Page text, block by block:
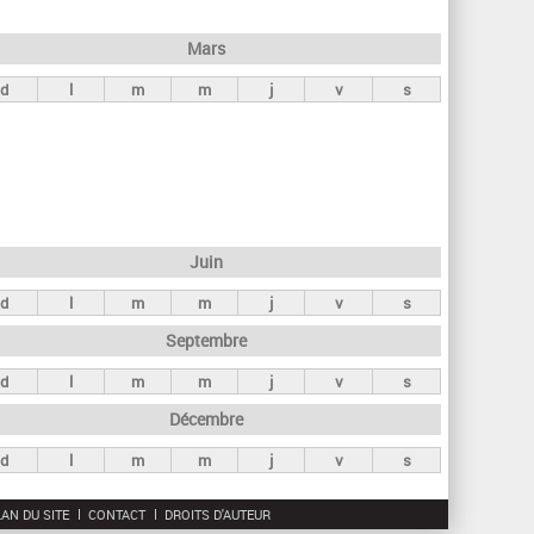
r
c
Mars
d l m m j v s
Juin
d l m m j v s
Septembre
d l m m j v s
Décembre
d l m m j v s
DU SITE CONTACT DROITS D'AUTEUR